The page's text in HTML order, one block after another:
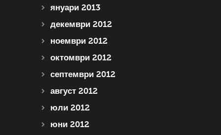
януари 2013
декември 2012
ноември 2012
октомври 2012
септември 2012
август 2012
юли 2012
юни 2012